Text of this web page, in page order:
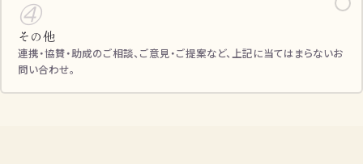
④
その他
連携・協賛・助成のご相談、ご意見・ご提案など、上記に当てはまらないお
問い合わせ。